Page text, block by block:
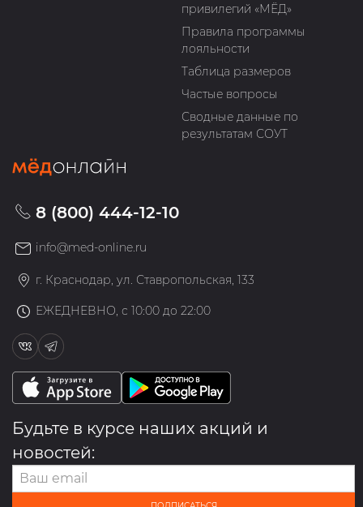
привилегий «МЁД»
Правила программы
лояльности
Таблица размеров
Частые вопросы
Сводные данные по
результатам СОУТ
8 (800) 444-12-10
info@med-online.ru
г. Краснодар, ул. Ставропольская, 133
ЕЖЕДНЕВНО, с 10:00 до 22:00
Будьте в курсе наших акций и
новостей: